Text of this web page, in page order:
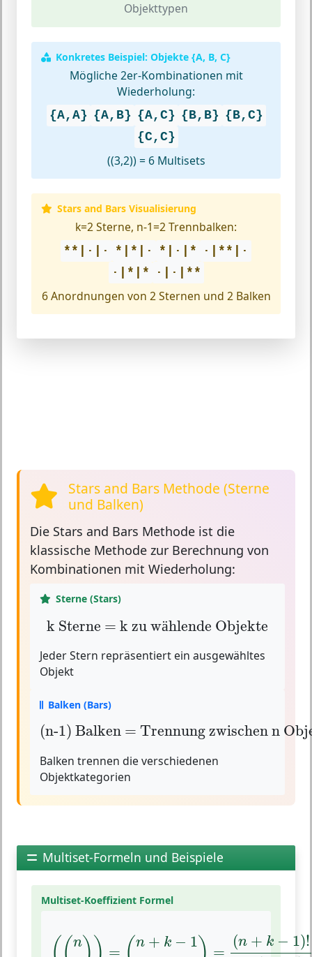
Objekttypen
Konkretes Beispiel: Objekte {A, B, C}
Mögliche 2er-Kombinationen mit
Wiederholung:
{A,A} {A,B} {A,C} {B,B} {B,C}
{C,C}
((3,2)) = 6 Multisets
Stars and Bars Visualisierung
k=2 Sterne, n-1=2 Trennbalken:
**|·|· *|*|· *|·|*
·|**|·
·|*|*
·|·|**
6 Anordnungen von 2 Sternen und 2 Balken
Stars and Bars Methode (Sterne
und Balken)
Die Stars and Bars Methode ist die
klassische Methode zur Berechnung von
Kombinationen mit Wiederholung:
Sterne (Stars)
k Sterne = k zu wählende Objekte
k Sterne = k zu wählende Objekte
Jeder Stern repräsentiert ein ausgewähltes
Objekt
Balken (Bars)
(n-1) Balken = Trennung zwischen n
(n-1) Balken = Trennung zwischen n
Balken trennen die verschiedenen
Objektkategorien
Multiset-Formeln und Beispiele
Multiset-Koeffizient Formel
n
=
n + k − 1
=
(n + k − 1)!
(( nk )) +k 1 k) n+ )!k ⋅( n− )!